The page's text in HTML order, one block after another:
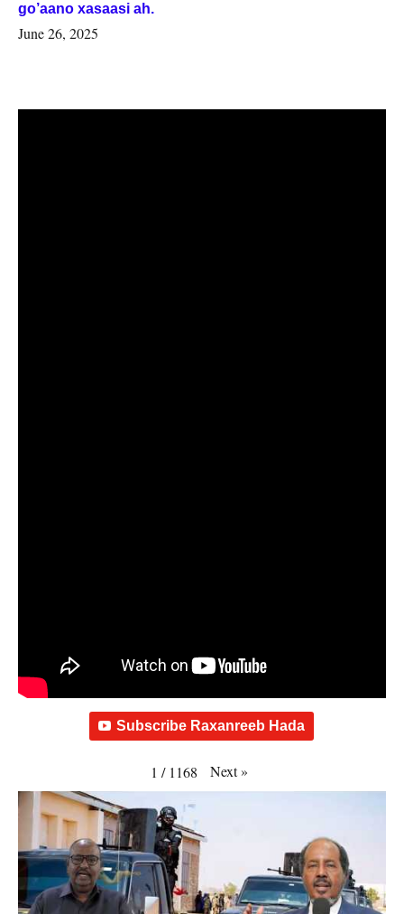
go’aano xasaasi ah.
June 26, 2025
Subscribe Raxanreeb Hada
1 / 1168 Next»